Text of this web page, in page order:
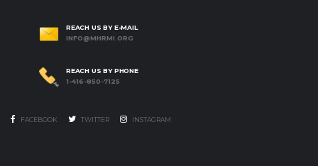
REACH US BY E-MAIL
INFO@MHRMI.ORG
REACH US BY PHONE
1-416-850-7125
FACEBOOK TWITTER INSTAGRAM